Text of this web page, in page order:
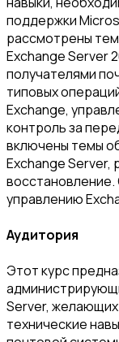
поддержки
рассмотрены
Exchange Server
получателями
типовых
Exchange,
контроль за
включены темы
Exchange Server,
управлению
Аудитория
Этот курс
Server, желающих
технические